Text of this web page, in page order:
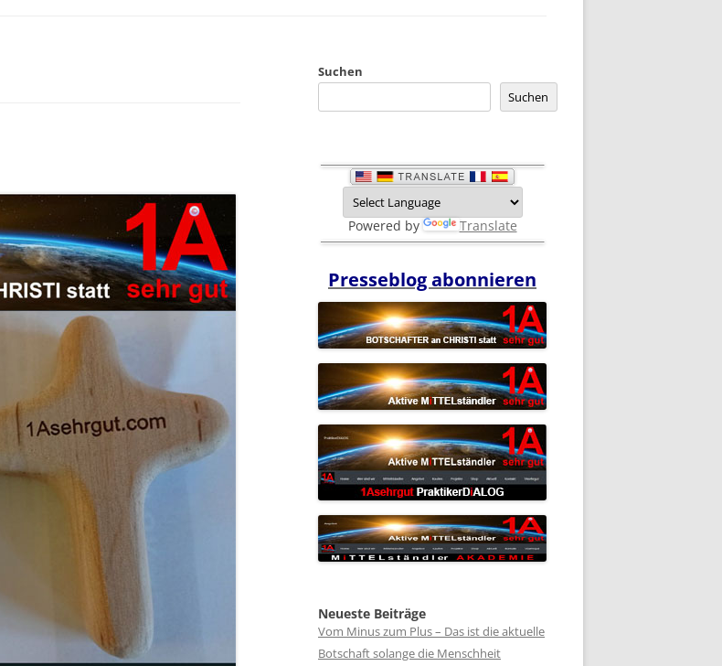
Suchen
Suchen
Powered by Translate
Presseblog abonnieren
Neueste Beiträge
Vom Minus zum Plus – Das ist die aktuelle
Botschaft solange die Menschheit